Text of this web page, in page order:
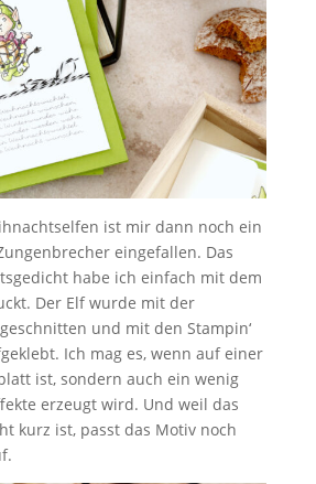
ist mir dann noch ein
eingefallen. Das
habe ich einfach mit dem
Der Elf wurde mit der
und mit den Stampin‘
Ich mag es, wenn auf einer
ist, sondern auch ein wenig
erzeugt wird. Und weil das
kurz ist, passt das Motiv noch